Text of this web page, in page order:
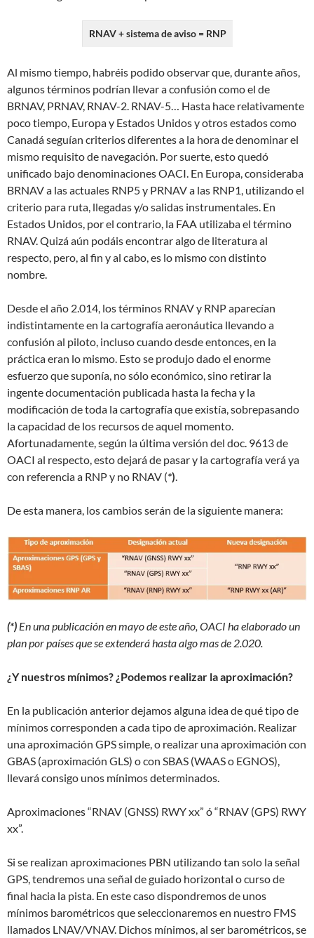
RNAV + sistema de aviso = RNP
Al mismo tiempo, habréis podido observar que, durante años,
algunos términos podrían llevar a confusión como el de
BRNAV, PRNAV, RNAV-2. RNAV-5… Hasta hace relativamente
poco tiempo, Europa y Estados Unidos y otros estados como
Canadá seguían criterios diferentes a la hora de denominar el
mismo requisito de navegación. Por suerte, esto quedó
unificado bajo denominaciones OACI. En Europa, consideraba
BRNAV a las actuales RNP5 y PRNAV a las RNP1, utilizando el
criterio para ruta, llegadas y/o salidas instrumentales. En
Estados Unidos, por el contrario, la FAA utilizaba el término
RNAV. Quizá aún podáis encontrar algo de literatura al
respecto, pero, al fin y al cabo, es lo mismo con distinto
nombre.
Desde el año 2.014, los términos RNAV y RNP aparecían
indistintamente en la cartografía aeronáutica llevando a
confusión al piloto, incluso cuando desde entonces, en la
práctica eran lo mismo. Esto se produjo dado el enorme
esfuerzo que suponía, no sólo económico, sino retirar la
ingente documentación publicada hasta la fecha y la
modificación de toda la cartografía que existía, sobrepasando
la capacidad de los recursos de aquel momento.
Afortunadamente, según la última versión del doc. 9613 de
OACI al respecto, esto dejará de pasar y la cartografía verá ya
con referencia a RNP y no RNAV (*)
De esta manera, los cambios serán de la siguiente manera:
(*) En una publicación en mayo de este año, OACI ha elaborado un
plan por países que se extenderá hasta algo mas de 2.020.
¿Y nuestros mínimos? ¿Podemos realizar la aproximación?
En la publicación anterior dejamos alguna idea de qué tipo de
mínimos corresponden a cada tipo de aproximación. Realizar
una aproximación GPS simple, o realizar una aproximación con
GBAS (aproximación GLS) o con SBAS (WAAS o EGNOS),
llevará consigo unos mínimos determinados.
Aproximaciones “RNAV (GNSS) RWY xx” ó “RNAV (GPS) RWY
xx”.
Si se realizan aproximaciones PBN utilizando tan solo la señal
GPS, tendremos una señal de guiado horizontal o curso de
final hacia la pista. En este caso dispondremos de unos
mínimos barométricos que seleccionaremos en nuestro FMS
llamados LNAV/VNAV. Dichos mínimos, al ser barométricos, se